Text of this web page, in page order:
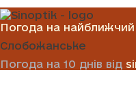
Погода на найближчий
Слобожанське
Погода на 10 днів від